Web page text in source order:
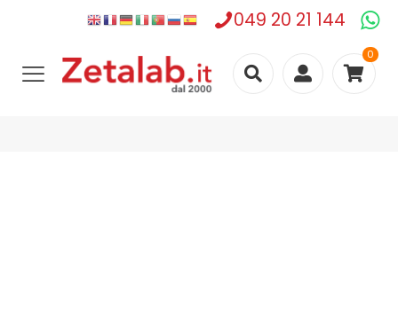
049 20 21 144
0